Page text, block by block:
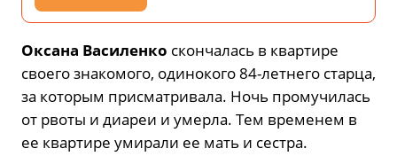
Оксана Василенко скончалась в квартире
своего знакомого, одинокого 84-летнего старца,
за которым присматривала. Ночь промучилась
от рвоты и диареи и умерла. Тем временем в
ее квартире умирали ее мать и сестра.